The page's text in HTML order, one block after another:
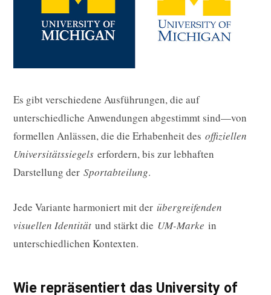
Es gibt verschiedene Ausführungen, die auf
unterschiedliche Anwendungen abgestimmt sind—von
formellen Anlässen, die die Erhabenheit des offiziellen
Universitätssiegels erfordern, bis zur lebhaften
Darstellung der Sportabteilung.
Jede Variante harmoniert mit der übergreifenden
visuellen Identität und stärkt die UM-Marke in
unterschiedlichen Kontexten.
Wie repräsentiert das University of